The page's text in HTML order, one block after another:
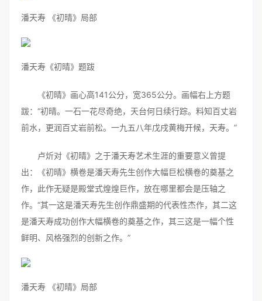
潘天寿 《初晴》局部
潘天寿《初晴》题跋
《初晴》画心高141公分，宽365公分。画幅右上方题
跋：“初晴。一石一花尽奇绝，天台何日续行踪。料知百丈岩
前水，更润百丈岩前松。一九五八年戊戌黄梅开候，天寿。”
卢炘对《初晴》之于潘天寿艺术生涯的重要意义曾提
出：《初晴》横卷是潘天寿先生创作大幅巨松横卷的奠基之
作，此作无疑是殿堂式煌煌巨作，放在哪里都会是压轴之
作。“其一这是潘天寿先生创作鼎盛期的代表性杰作，其二这
是潘天寿成功创作大幅横卷的奠基之作，其三这是一幅个性
鲜明、风格强烈的创新之作。”
潘天寿 《初晴》局部